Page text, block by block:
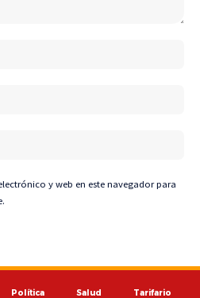
y web en este navegador para
Política Salud
Tarifario